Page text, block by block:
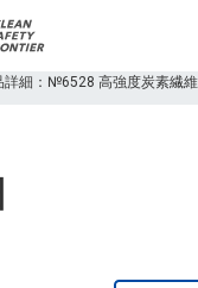
詳細：№6528 高強度炭素繊